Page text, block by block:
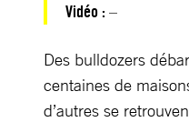
Vidéo : –
Des bulldozers
centaines de
d’autres se